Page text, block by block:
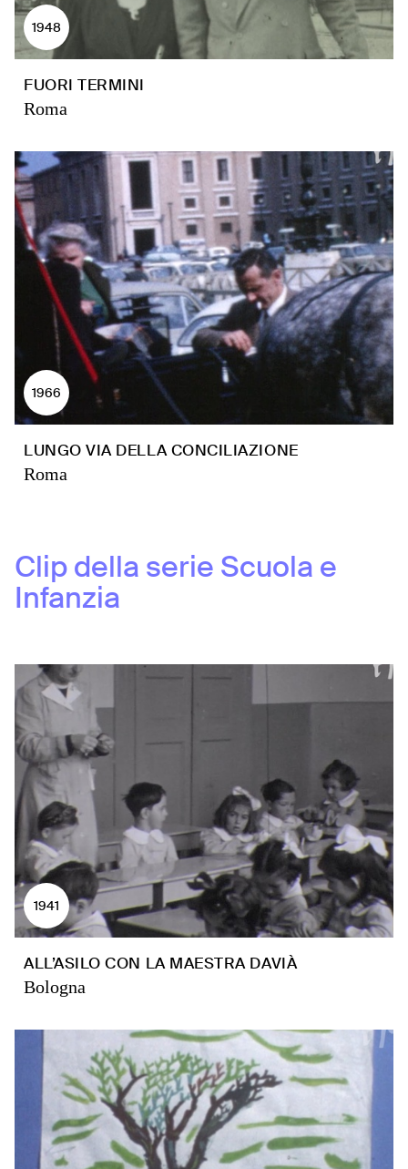
1948
FUORI TERMINI
Roma
1966
LUNGO VIA DELLA CONCILIAZIONE
Roma
Clip della serie Scuola e
Infanzia
1941
ALL’ASILO CON LA MAESTRA DAVIÀ
Bologna